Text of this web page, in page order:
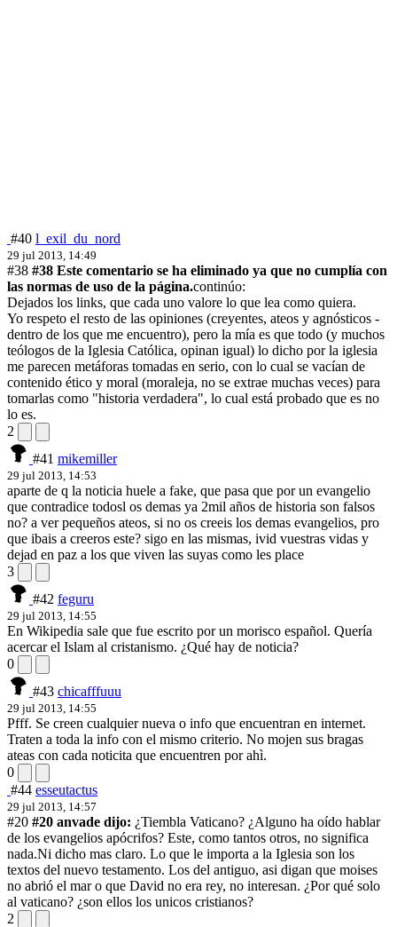
#40 l_exil_du_nord
29 jul 2013, 14:49
#38 #38 Este comentario se ha eliminado ya que no cumplía con
las normas de uso de la página.continúo:
Dejados los links, que cada uno valore lo que lea como quiera.
Yo respeto el resto de las opiniones (creyentes, ateos y agnósticos -
dentro de los que me encuentro), pero la mía es que todo (y muchos
teólogos de la Iglesia Católica, opinan igual) lo dicho por la iglesia
me parecen metáforas tomadas en serio, con lo cual se vacían de
contenido ético y moral (moraleja, no se extrae muchas veces) para
tomarlas como "historia verdadera", lo cual está probado que es no
lo es.
2
#41 mikemiller
29 jul 2013, 14:53
aparte de q la noticia huele a fake, que pasa que por un evangelio
que contradice todosl os demas ya 2mil años de historia son falsos
no? a ver pequeños ateos, si no os creeis los demas evangelios, pro
que ibais a creeros este? sigo en las mismas, ivid vuestras vidas y
dejad en paz a los que viven las suyas como les place
3
#42 feguru
29 jul 2013, 14:55
En Wikipedia sale que fue escrito por un morisco español. Quería
acercar el Islam al cristanismo. ¿Qué hay de noticia?
0
#43 chicafffuuu
29 jul 2013, 14:55
Pfff. Se creen cualquier nueva o info que encuentran en internet.
Traten a toda la info con el mismo criterio. No mojen sus bragas
ateas con cada noticita que encuentren por ahì.
0
#44 esseutactus
29 jul 2013, 14:57
#20 #20 anvade dijo: ¿Tiembla Vaticano? ¿Alguno ha oído hablar
de los evangelios apócrifos? Este, como tantos otros, no significa
nada.Ni dicho mas claro. Lo que le importa a la Iglesia son los
textos del nuevo testamento. Los del antiguo, asi digan que moises
no abrió el mar o que David no era rey, no interesan. ¿Por qué solo
al vaticano? ¿son ellos los unicos cristianos?
2